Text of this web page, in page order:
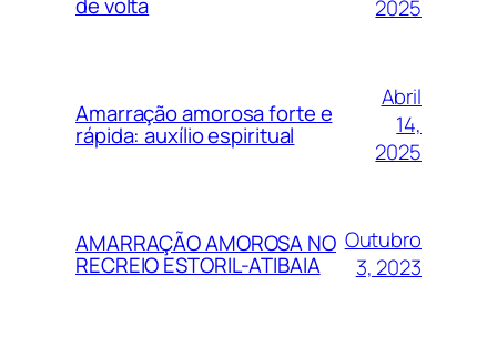
2025
Amarração amorosa forte e
rápida: auxílio espiritual
Abril
14,
2025
AMARRAÇÃO AMOROSA NO
RECREIO ESTORIL-ATIBAIA
Outubro
3, 2023